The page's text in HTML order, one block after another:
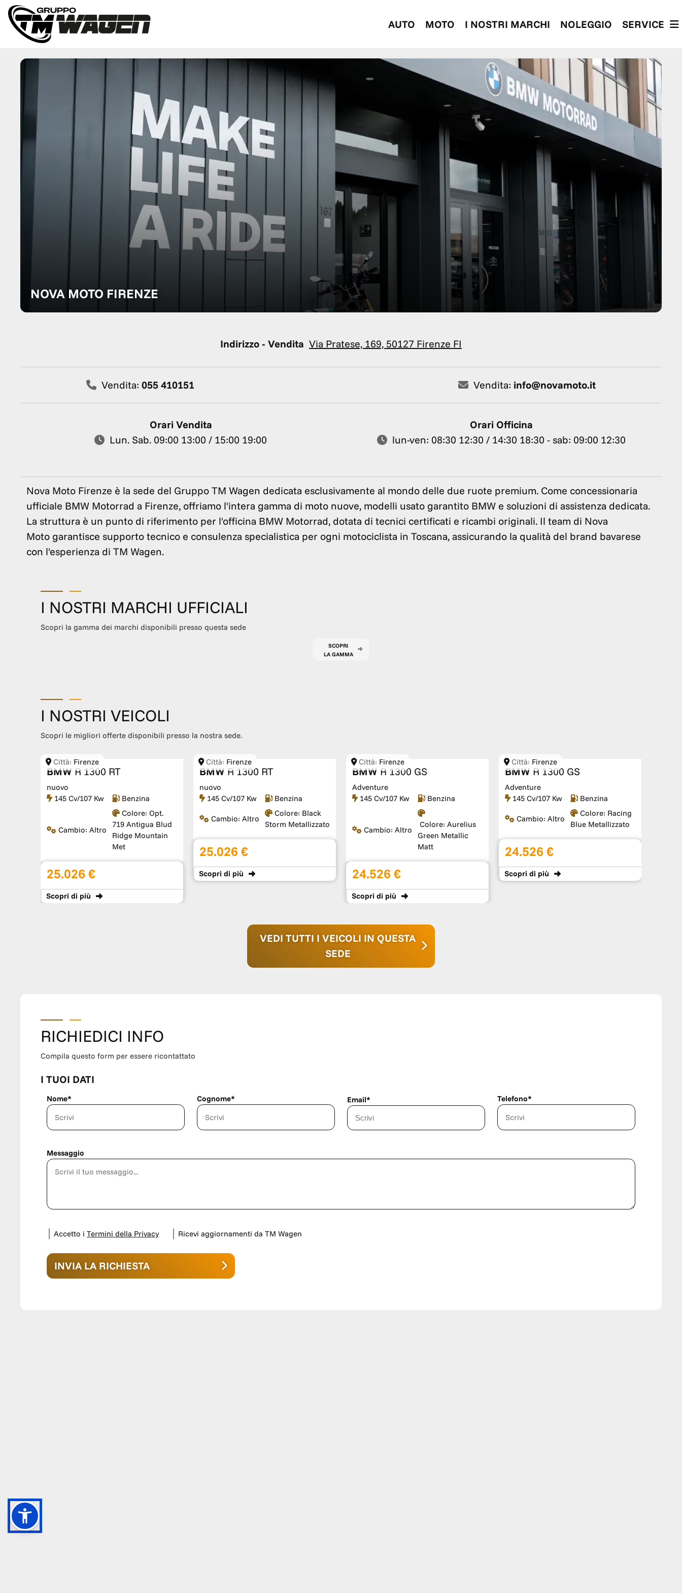
AUTO MOTO I NOSTRI MARCHI NOLEGGIO SERVICE
NOVA MOTO FIRENZE
Indirizzo - Vendita Via Pratese, 169, 50127 Firenze FI
Vendita: 055 410151 Vendita: info@novamoto.it
Orari Vendita
Lun. Sab. 09:00 13:00 / 15:00 19:00
Orari Officina
lun-ven: 08:30 12:30 / 14:30 18:30 - sab: 09:00 12:30
Nova Moto Firenze è la sede del Gruppo TM Wagen dedicata esclusivamente al mondo delle due ruote premium. Come concessionaria
ufficiale BMW Motorrad a Firenze, offriamo l'intera gamma di moto nuove, modelli usato garantito BMW e soluzioni di assistenza dedicata.
La struttura è un punto di riferimento per l'officina BMW Motorrad, dotata di tecnici certificati e ricambi originali. Il team di Nova
Moto garantisce supporto tecnico e consulenza specialistica per ogni motociclista in Toscana, assicurando la qualità del brand bavarese
con l'esperienza di TM Wagen.
I NOSTRI MARCHI UFFICIALI
Scopri la gamma dei marchi disponibili presso questa sede
SCOPRI
LA GAMMA
I NOSTRI VEICOLI
Scopri le migliori offerte disponibili presso la nostra sede.
Città: Firenze
BMW R 1300 RT
nuovo
145 Cv/107 Kw
Benzina
Cambio: Altro
Colore: Opt.
719 Antigua Blud
Ridge Mountain
Met
25.026 €
Scopri di più
Città: Firenze
BMW R 1300 RT
nuovo
145 Cv/107 Kw
Benzina
Cambio: Altro
Colore: Black
Storm Metallizzato
25.026 €
Scopri di più
Città: Firenze
BMW R 1300 GS
Adventure
145 Cv/107 Kw
Benzina
Cambio: Altro
Colore: Aurelius
Green Metallic
Matt
24.526 €
Scopri di più
Città: Firenze
BMW R 1300 GS
Adventure
145 Cv/107 Kw
Benzina
Cambio: Altro
Colore: Racing
Blue Metallizzato
24.526 €
Scopri di più
VEDI TUTTI I VEICOLI IN QUESTA
SEDE
RICHIEDICI INFO
Compila questo form per essere ricontattato
I TUOI DATI
Nome* Cognome* Email* Telefono*
Messaggio
Accetto i Termini della Privacy Ricevi aggiornamenti da TM Wagen
INVIA LA RICHIESTA